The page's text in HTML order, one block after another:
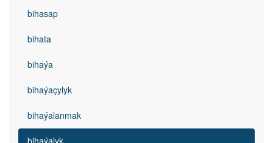
bihasap
bihata
bihaýa
bihaýaçylyk
bihaýalanmak
bihaýalyk